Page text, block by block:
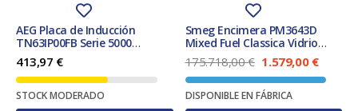
AEG Placa de Inducción
TN63IP00FB Serie 5000
Fast&Powerful 60 cm 3 zonas
PowerBoost Negro Doble Bisel
Clase A‑G
413,97 €
STOCK MODERADO
Smeg Encimera PM3643D
Mixed Fuel Classica Vidrio
Negro 65 cm 4 Zonas
175.718,00€ E
l
p
r
1.579,00 €E
l
p
DISPONIBLE EN FÁBRICA